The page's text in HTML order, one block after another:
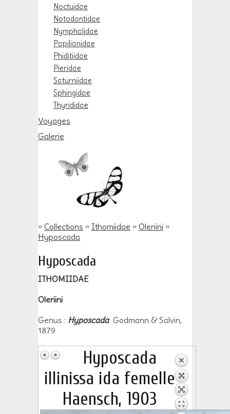
Noctuidae
Notodontidae
Nymphalidae
Papilionidae
Phiditiidae
Pieridae
Saturniidae
Sphingidae
Thyrididae
Voyages
Galerie
» Collections » Ithomiidae » Oleriini »
Hyposcada
Hyposcada
ITHOMIIDAE
Oleriini
Genus : Hyposcada Godmann & Salvin,
1879
Hyposcada
illinissa ida femelle
Haensch, 1903